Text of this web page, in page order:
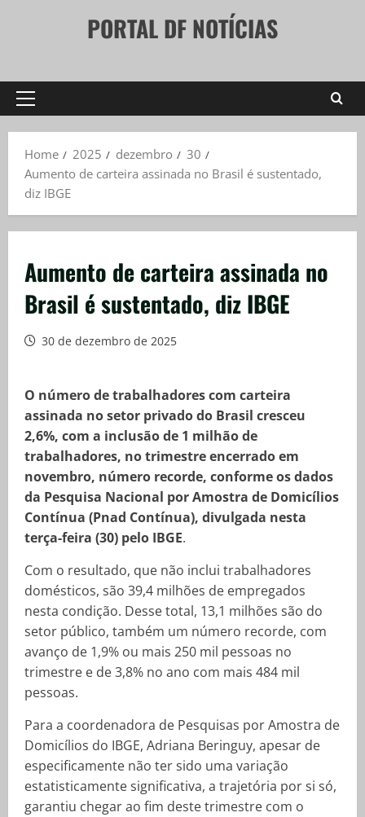
PORTAL DF NOTÍCIAS
Primary
Home
2025 dezembro
30
Aumento de carteira assinada no Brasil é sustentado,
diz IBGE
Aumento de carteira assinada no
Brasil é sustentado, diz IBGE
30 de dezembro de 2025
O número de trabalhadores com carteira
assinada no setor privado do Brasil cresceu
2,6%, com a inclusão de 1 milhão de
trabalhadores, no trimestre encerrado em
novembro, número recorde, conforme os dados
da Pesquisa Nacional por Amostra de Domicílios
Contínua (Pnad Contínua), divulgada nesta
terça-feira (30) pelo IBGE.
Com o resultado, que não inclui trabalhadores
domésticos, são 39,4 milhões de empregados
nesta condição. Desse total, 13,1 milhões são do
setor público, também um número recorde, com
avanço de 1,9% ou mais 250 mil pessoas no
trimestre e de 3,8% no ano com mais 484 mil
pessoas.
Para a coordenadora de Pesquisas por Amostra de
Domicílios do IBGE, Adriana Beringuy, apesar de
especificamente não ter sido uma variação
estatisticamente significativa, a trajetória por si só,
garantiu chegar ao fim deste trimestre com o